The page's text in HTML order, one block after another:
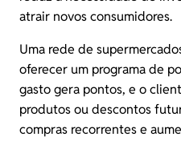
atrair novos consumidores.
Uma rede de
oferecer um programa de
gasto gera pontos, e o
produtos ou descontos
compras recorrentes e